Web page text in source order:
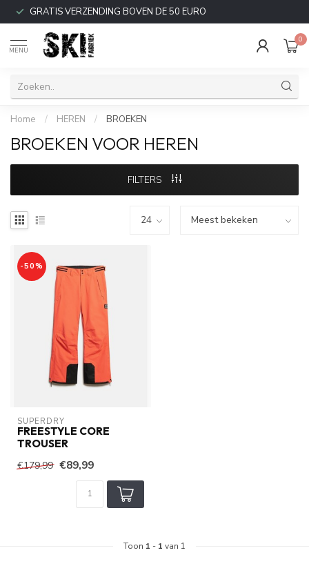
GRATIS VERZENDING BOVEN DE 50 EURO
MENU
0
Home / HEREN / BROEKEN
BROEKEN VOOR HEREN
FILTERS
-50%
SUPERDRY
FREESTYLE CORE
TROUSER
€179,99 €89,99
Toon 1 - 1 van 1